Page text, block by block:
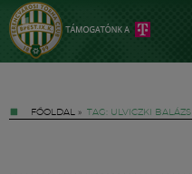
FŐOLDAL » TAG: ULVICZKI BALÁZS